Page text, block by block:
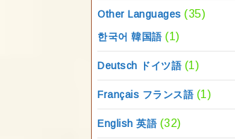
Other Languages (35)
한국어 韓国語 (1)
Deutsch ドイツ語 (1)
Français フランス語 (1)
English 英語 (32)